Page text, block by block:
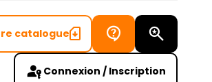
catalogue
Connexion / Inscription